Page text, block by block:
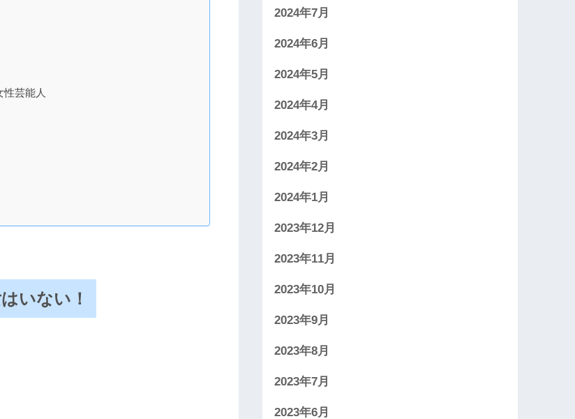
芸能人
いない！
2024年7月
2024年6月
2024年5月
2024年4月
2024年3月
2024年2月
2024年1月
2023年12月
2023年11月
2023年10月
2023年9月
2023年8月
2023年7月
2023年6月